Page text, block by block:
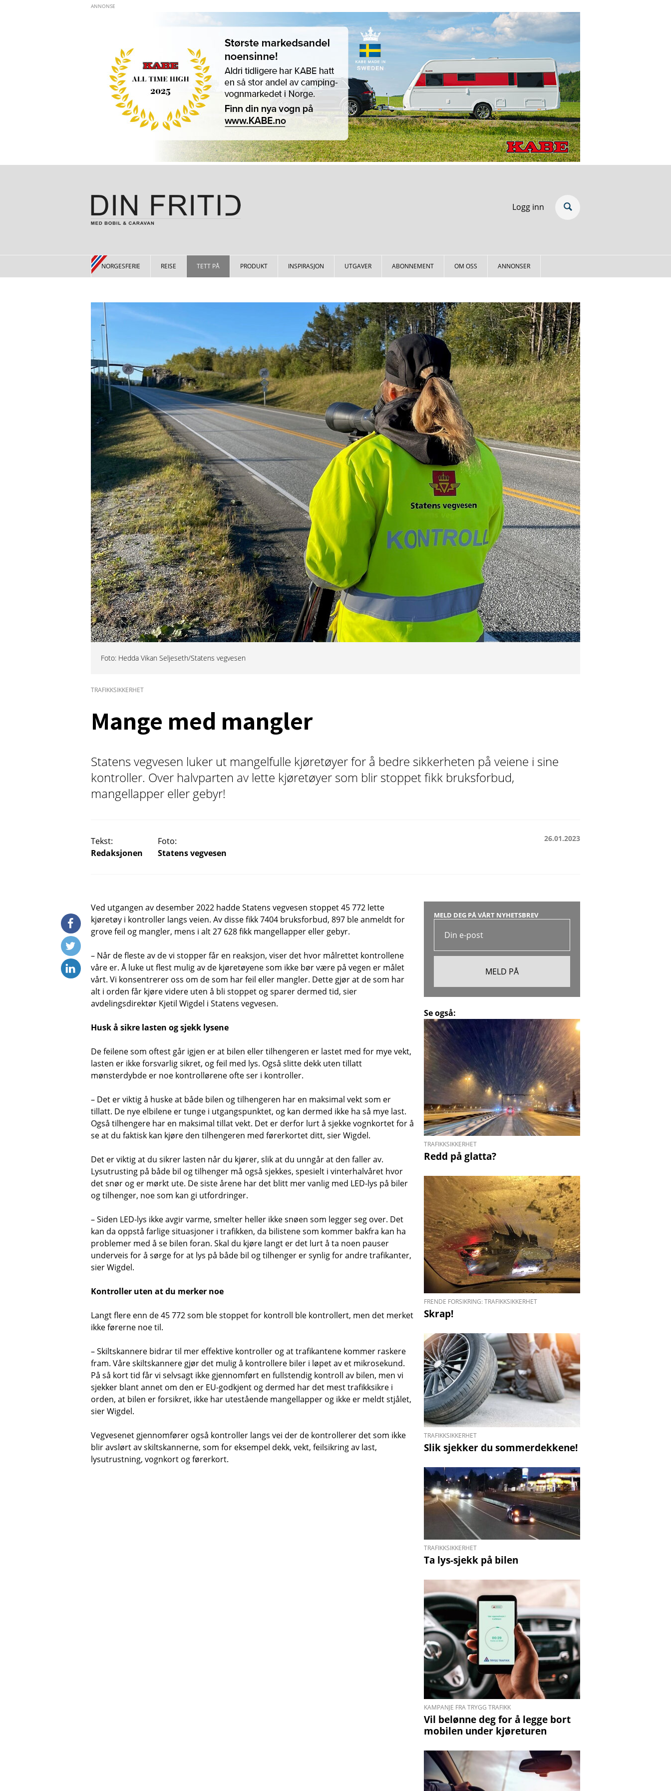
Logg inn
NORGESFERIE REISE TETT PÅ PRODUKT INSPIRASJON UTGAVER ABONNEMENT OM OSS ANNONSER
Foto: Hedda Vikan Seljeseth/Statens vegvesen
TRAFIKKSIKKERHET
Mange med mangler
Statens vegvesen luker ut mangelfulle kjøretøyer for å bedre sikkerheten på veiene i sine
kontroller. Over halvparten av lette kjøretøyer som blir stoppet fikk bruksforbud,
mangellapper eller gebyr!
Tekst:
Redaksjonen
Foto:
Statens vegvesen
26.01.2023
Ved utgangen av desember 2022 hadde Statens vegvesen stoppet 45 772 lette
kjøretøy i kontroller langs veien. Av disse fikk 7404 bruksforbud, 897 ble anmeldt for
grove feil og mangler, mens i alt 27 628 fikk mangellapper eller gebyr.
– Når de fleste av de vi stopper får en reaksjon, viser det hvor målrettet kontrollene
våre er. Å luke ut flest mulig av de kjøretøyene som ikke bør være på vegen er målet
vårt. Vi konsentrerer oss om de som har feil eller mangler. Dette gjør at de som har
alt i orden får kjøre videre uten å bli stoppet og sparer dermed tid, sier
avdelingsdirektør Kjetil Wigdel i Statens vegvesen.
Husk å sikre lasten og sjekk lysene
De feilene som oftest går igjen er at bilen eller tilhengeren er lastet med for mye vekt,
lasten er ikke forsvarlig sikret, og feil med lys. Også slitte dekk uten tillatt
mønsterdybde er noe kontrollørene ofte ser i kontroller.
– Det er viktig å huske at både bilen og tilhengeren har en maksimal vekt som er
tillatt. De nye elbilene er tunge i utgangspunktet, og kan dermed ikke ha så mye last.
Også tilhengere har en maksimal tillat vekt. Det er derfor lurt å sjekke vognkortet for å
se at du faktisk kan kjøre den tilhengeren med førerkortet ditt, sier Wigdel.
Det er viktig at du sikrer lasten når du kjører, slik at du unngår at den faller av.
Lysutrusting på både bil og tilhenger må også sjekkes, spesielt i vinterhalvåret hvor
det snør og er mørkt ute. De siste årene har det blitt mer vanlig med LED-lys på biler
og tilhenger, noe som kan gi utfordringer.
– Siden LED-lys ikke avgir varme, smelter heller ikke snøen som legger seg over. Det
kan da oppstå farlige situasjoner i trafikken, da bilistene som kommer bakfra kan ha
problemer med å se bilen foran. Skal du kjøre langt er det lurt å ta noen pauser
underveis for å sørge for at lys på både bil og tilhenger er synlig for andre trafikanter,
sier Wigdel.
Kontroller uten at du merker noe
Langt flere enn de 45 772 som ble stoppet for kontroll ble kontrollert, men det merket
ikke førerne noe til.
– Skiltskannere bidrar til mer effektive kontroller og at trafikantene kommer raskere
fram. Våre skiltskannere gjør det mulig å kontrollere biler i løpet av et mikrosekund.
På så kort tid får vi selvsagt ikke gjennomført en fullstendig kontroll av bilen, men vi
sjekker blant annet om den er EU-godkjent og dermed har det mest trafikksikre i
orden, at bilen er forsikret, ikke har utestående mangellapper og ikke er meldt stjålet,
sier Wigdel.
Vegvesenet gjennomfører også kontroller langs vei der de kontrollerer det som ikke
blir avslørt av skiltskannerne, som for eksempel dekk, vekt, feilsikring av last,
lysutrustning, vognkort og førerkort.
MELD DEG PÅ VÅRT NYHETSBREV
Se også:
TRAFIKKSIKKERHET
Redd på glatta?
FRENDE FORSIKRING: TRAFIKKSIKKERHET
Skrap!
TRAFIKKSIKKERHET
Slik sjekker du sommerdekkene!
TRAFIKKSIKKERHET
Ta lys-sjekk på bilen
KAMPANJE FRA TRYGG TRAFIKK
Vil belønne deg for å legge bort
mobilen under kjøreturen